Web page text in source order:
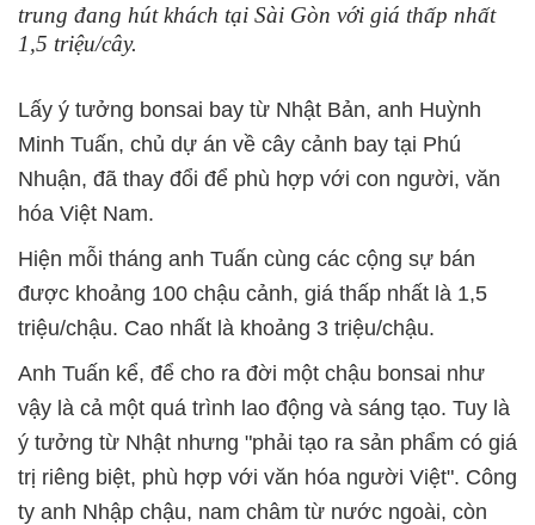
trung đang hút khách tại Sài Gòn với giá thấp nhất
1,5 triệu/cây.
Lấy ý tưởng bonsai bay từ Nhật Bản, anh Huỳnh
Minh Tuấn, chủ dự án về cây cảnh bay tại Phú
Nhuận, đã thay đổi để phù hợp với con người, văn
hóa Việt Nam.
Hiện mỗi tháng anh Tuấn cùng các cộng sự bán
được khoảng 100 chậu cảnh, giá thấp nhất là 1,5
triệu/chậu. Cao nhất là khoảng 3 triệu/chậu.
Anh Tuấn kể, để cho ra đời một chậu bonsai như
vậy là cả một quá trình lao động và sáng tạo. Tuy là
ý tưởng từ Nhật nhưng "phải tạo ra sản phẩm có giá
trị riêng biệt, phù hợp với văn hóa người Việt". Công
ty anh Nhập chậu, nam châm từ nước ngoài, còn